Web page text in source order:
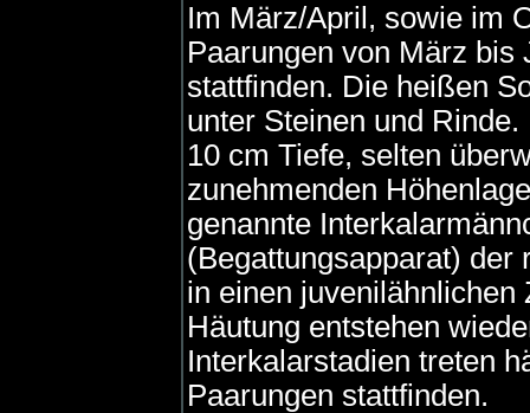
Im März/April, sowie im
Paarungen von März bis
stattfinden. Die heißen
unter Steinen und
10 cm Tiefe, selten
zunehmenden
genannte
(Begattungsapparat) der
in einen
Häutung entstehen
Interkalarstadien treten
Paarungen stattfinden.